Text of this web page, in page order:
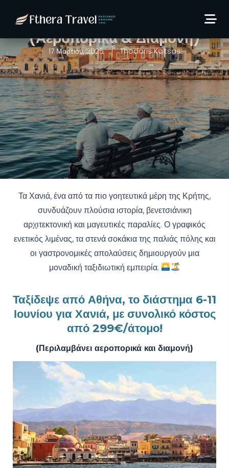
από 299€/άτομο!
(Αεροπορικά & Διαμονή)
17 Μαρτίου, 2025 Thodoris Kaltsas
Τα Χανιά, ένα από τα πιο γοητευτικά μέρη της Κρήτης,
συνδυάζουν πλούσια ιστορία, βενετσιάνικη
αρχιτεκτονική και μαγευτικές παραλίες. Ο γραφικός
ενετικός λιμένας, τα στενά σοκάκια της παλιάς πόλης και
οι γαστρονομικές απολαύσεις δημιουργούν μια
μοναδική ταξιδιωτική εμπειρία.
Ταξίδεψε από Αθήνα, το διάστημα 6-11
Ιουνίου για Χανιά, με συνολικό κόστος
από 299€/άτομο!
(Περιλαμβάνει αεροπορικά και διαμονή)